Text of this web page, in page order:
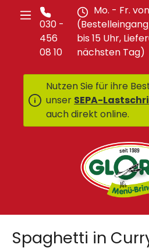
Zum Hauptinhalt springen
030 -
456
08 10
Mo. - Fr.
bis 15 Uhr,
nächsten Tag)
Nutzen Sie für ihre
unser SEPA-
auch direkt online.
Spaghetti in